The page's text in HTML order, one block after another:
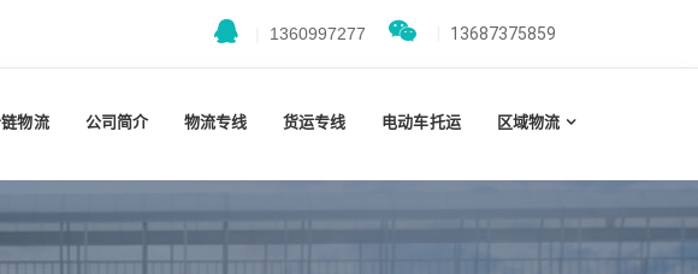
1360997277 13687375859
物流 公司简介 物流专线 货运专线 电动车托运 区域物流